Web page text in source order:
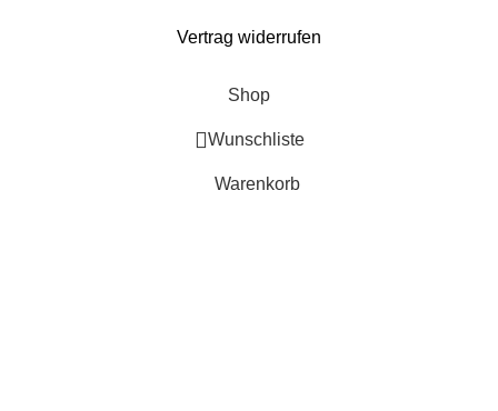
Vertrag widerrufen
Shop
Wunschliste
Warenkorb